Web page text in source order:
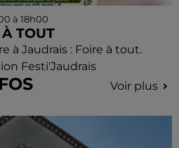
à 18h00
TOUT
à Jaudrais : Foire à tout.
Festi'Jaudrais
Voir plus